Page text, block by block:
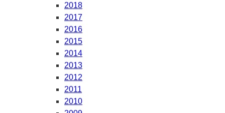
2018
2017
2016
2015
2014
2013
2012
2011
2010